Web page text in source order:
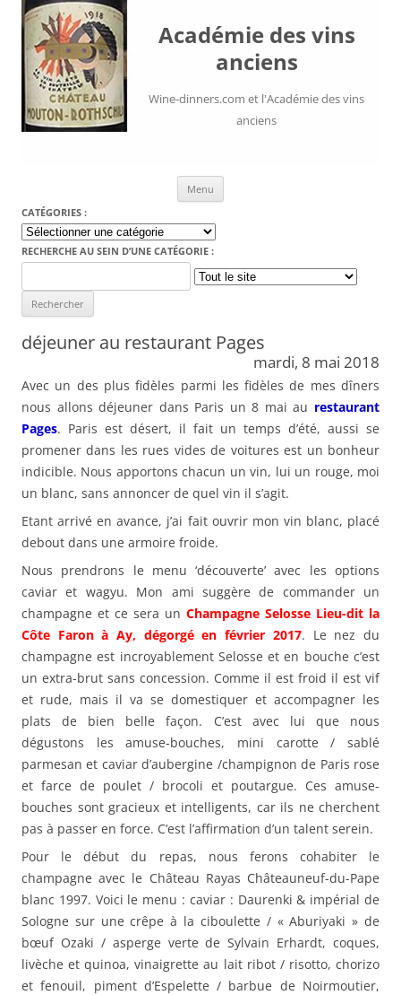
Académie des vins
anciens
Wine-dinners.com et l'Académie des vins
anciens
Menu
CATÉGORIES :
Catégories
:
RECHERCHE AU SEIN D’UNE CATÉGORIE :
for:
déjeuner au restaurant Pages
mardi, 8 mai 2018
Avec un des plus fidèles parmi les fidèles de mes dîners
nous allons déjeuner dans Paris un 8 mai au restaurant
Pages. Paris est désert, il fait un temps d’été, aussi se
promener dans les rues vides de voitures est un bonheur
indicible. Nous apportons chacun un vin, lui un rouge, moi
un blanc, sans annoncer de quel vin il s’agit.
Etant arrivé en avance, j’ai fait ouvrir mon vin blanc, placé
debout dans une armoire froide.
Nous prendrons le menu ‘découverte’ avec les options
caviar et wagyu. Mon ami suggère de commander un
champagne et ce sera un Champagne Selosse Lieu-dit la
Côte Faron à Ay, dégorgé en février 2017. Le nez du
champagne est incroyablement Selosse et en bouche c’est
un extra-brut sans concession. Comme il est froid il est vif
et rude, mais il va se domestiquer et accompagner les
plats de bien belle façon. C’est avec lui que nous
dégustons les amuse-bouches, mini carotte / sablé
parmesan et caviar d’aubergine /champignon de Paris rose
et farce de poulet / brocoli et poutargue. Ces amuse-
bouches sont gracieux et intelligents, car ils ne cherchent
pas à passer en force. C’est l’affirmation d’un talent serein.
Pour le début du repas, nous ferons cohabiter le
champagne avec le Château Rayas Châteauneuf-du-Pape
blanc 1997. Voici le menu : caviar : Daurenki & impérial de
Sologne sur une crêpe à la ciboulette / « Aburiyaki » de
bœuf Ozaki / asperge verte de Sylvain Erhardt, coques,
livèche et quinoa, vinaigrette au lait ribot / risotto, chorizo
et fenouil, piment d’Espelette / barbue de Noirmoutier,